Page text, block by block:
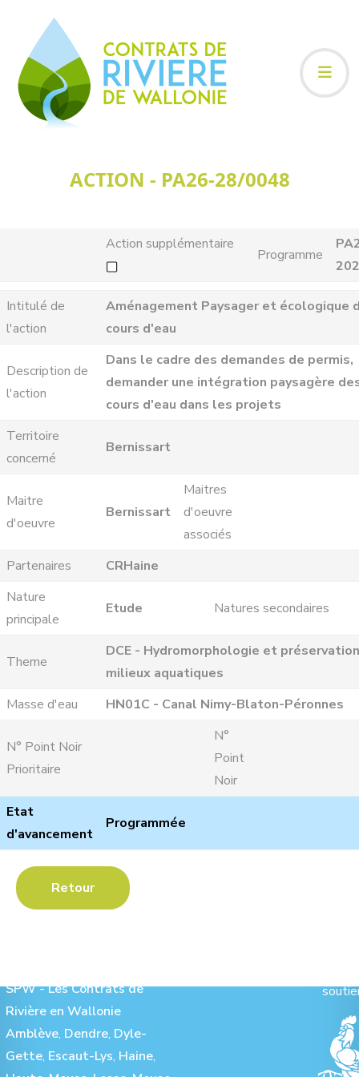
ACTION - PA26-28/0048
Action supplémentaire
Programme
Intitulé de
l'action
Aménagement Paysager et écologique
cours d'eau
Description de
l'action
Dans le cadre des demandes de permis,
demander une intégration paysagère
cours d'eau dans les projets
Territoire
concerné
Bernissart
Maitre
d'oeuvre
Bernissart
Maitres
d'oeuvre
associés
Partenaires
CRHaine
Nature
principale
Etude Natures secondaires
Theme
DCE - Hydromorphologie et
milieux aquatiques
Masse d'eau
HN01C - Canal Nimy-Blaton-Péronnes
N° Point Noir
Prioritaire
N°
Point
Noir
Etat
d'avancement
Programmée
Retour
SPW - Les Contrats de
Rivière en Wallonie
Amblève, Dendre, Dyle-
Gette, Escaut-Lys, Haine,